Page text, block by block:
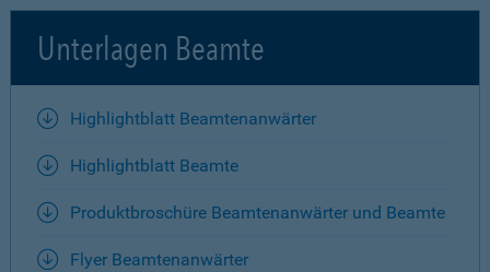
Unterlagen Beamte
Highlightblatt Beamtenanwärter
Highlightblatt Beamte
Produktbroschüre Beamtenanwärter und Beamte
Flyer Beamtenanwärter